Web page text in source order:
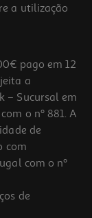
a utilização
pago em 12
a
– Sucursal em
o nº 881. A
de
com
com o nº
de